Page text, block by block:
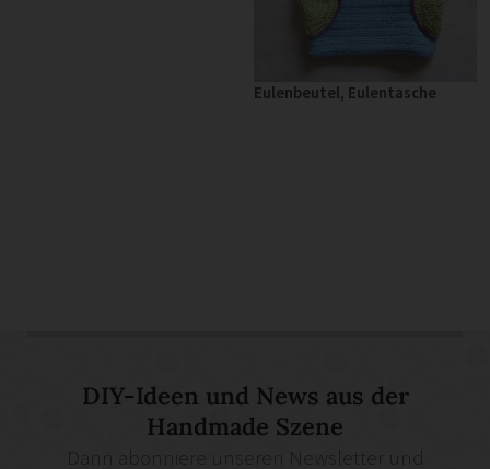
Eulenbeutel, Eulentasche
DIY-Ideen und News aus der
Handmade Szene